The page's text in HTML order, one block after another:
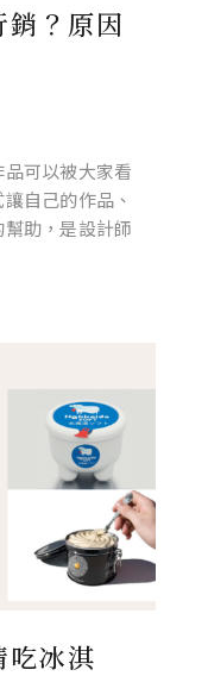
？原因
品可以被大家看
自己的作品、
助，是設計師
吃冰淇